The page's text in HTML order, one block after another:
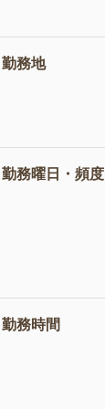
勤務地
勤務曜日・頻度
勤務時間